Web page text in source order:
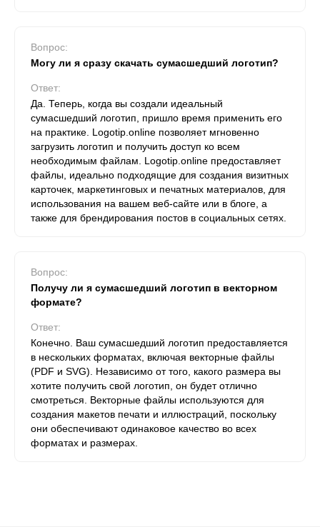
Вопрос:
Могу ли я сразу скачать сумасшедший логотип?
Ответ:
Да. Теперь, когда вы создали идеальный
сумасшедший логотип, пришло время применить его
на практике. Logotip.online позволяет мгновенно
загрузить логотип и получить доступ ко всем
необходимым файлам. Logotip.online предоставляет
файлы, идеально подходящие для создания визитных
карточек, маркетинговых и печатных материалов, для
использования на вашем веб-сайте или в блоге, а
также для брендирования постов в социальных сетях.
Вопрос:
Получу ли я сумасшедший логотип в векторном
формате?
Ответ:
Конечно. Ваш сумасшедший логотип предоставляется
в нескольких форматах, включая векторные файлы
(PDF и SVG). Независимо от того, какого размера вы
хотите получить свой логотип, он будет отлично
смотреться. Векторные файлы используются для
создания макетов печати и иллюстраций, поскольку
они обеспечивают одинаковое качество во всех
форматах и ​​размерах.